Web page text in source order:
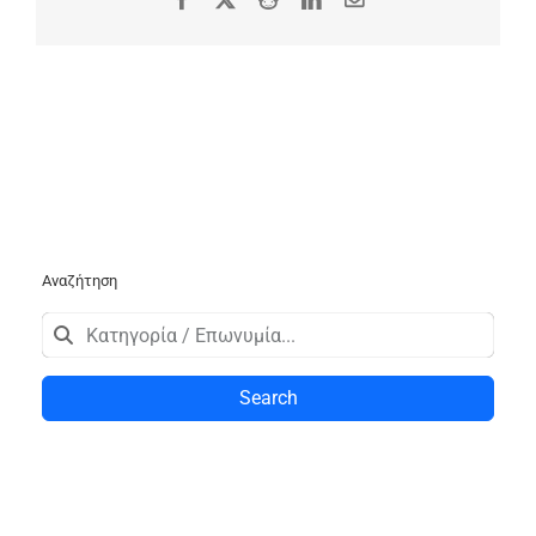
Αναζήτηση
Search